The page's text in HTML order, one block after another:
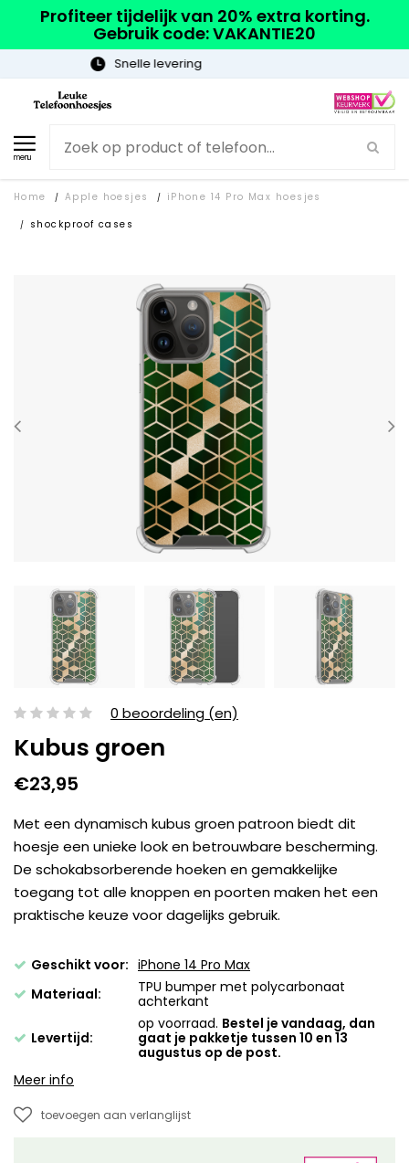
Profiteer tijdelijk van 20% extra korting.
Gebruik code: VAKANTIE20
Gratis verzending
menu
Home / Apple hoesjes / iPhone 14 Pro Max hoesjes
/ shockproof cases
0 beoordeling (en)
Kubus groen
€23,95
Met een dynamisch kubus groen patroon biedt dit
hoesje een unieke look en betrouwbare bescherming.
De schokabsorberende hoeken en gemakkelijke
toegang tot alle knoppen en poorten maken het een
praktische keuze voor dagelijks gebruik.
Geschikt voor: iPhone 14 Pro Max
Materiaal:
TPU bumper met polycarbonaat
achterkant
Levertijd:
op voorraad. Bestel je vandaag, dan
gaat je pakketje tussen 10 en 13
augustus op de post.
Meer info
toevoegen aan verlanglijst